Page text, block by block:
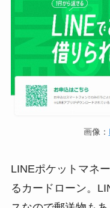
画像：
LINEポケットマネ
るカードローン。